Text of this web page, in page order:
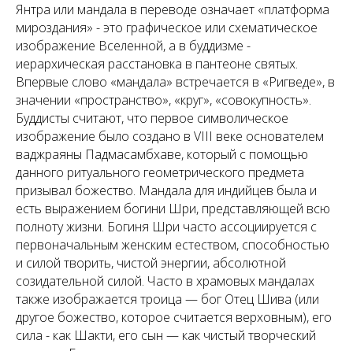
Янтра или мандала в переводе означает «платформа
мироздания» - это графическое или схематическое
изображение Вселенной, а в буддизме -
иерархическая расстановка в пантеоне святых.
Впервые слово «мандала» встречается в «Ригведе», в
значении «пространство», «круг», «совокупность».
Буддисты считают, что первое символическое
изображение было создано в VIII веке основателем
ваджраяны Падмасамбхаве, который с помощью
данного ритуального геометрического предмета
призывал божество. Мандала для индийцев была и
есть выражением богини Шри, представляющей всю
полноту жизни. Богиня Шри часто ассоциируется с
первоначальным женским естеством, способностью
и силой творить, чистой энергии, абсолютной
созидательной силой. Часто в храмовых мандалах
также изображается троица — бог Отец Шива (или
другое божество, которое считается верховным), его
сила - как Шакти, его сын — как чистый творческий